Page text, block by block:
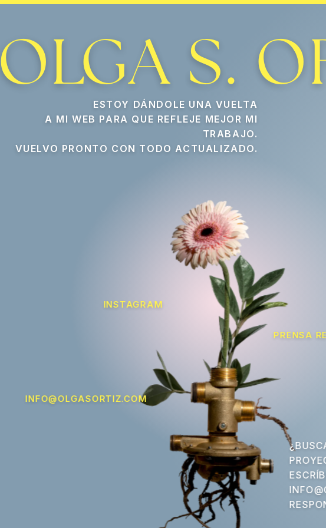
Olga S. Ortiz es una
OLGA S.
ESTOY DÁNDOLE UNA VUELTA
A MI WEB PARA QUE REFLEJE MEJOR MI
TRABAJO.
VUELVO PRONTO CON TODO ACTUALIZADO.
INSTAGRAM
INFO@OLGASORTIZ.COM
PRENSA